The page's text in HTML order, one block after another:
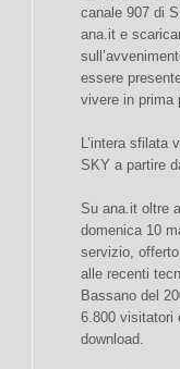
canale 907 di
ana.it e
essere
vivere in prima
L’intera sfilata
SKY a partire
Su ana.it oltre
domenica 10
servizio,
alle recenti
Bassano del
6.800 visitatori
download.